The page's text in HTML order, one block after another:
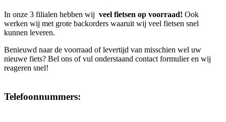
In onze 3 filialen hebben wij veel fietsen op voorraad! Ook
werken wij met grote backorders waaruit wij veel fietsen snel
kunnen leveren.
Benieuwd naar de voorraad of levertijd van misschien wel uw
nieuwe fiets? Bel ons of vul onderstaand contact formulier en wij
reageren snel!
Telefoonnummers: